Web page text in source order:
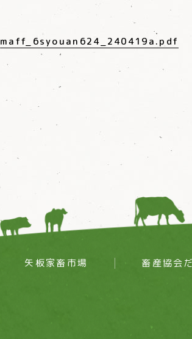
maff_6syouan624_240419a.pdf
矢板家畜市場 畜産協会